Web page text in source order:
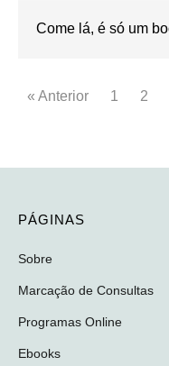
Come lá, é só um
« Anterior 1 2
PÁGINAS
Sobre
Marcação de Consultas
Programas Online
Ebooks